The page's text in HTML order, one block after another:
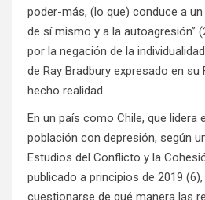
poder-más, (lo que) conduce a
de sí mismo y a la autoagresión”
por la negación de la
de Ray Bradbury expresado en su
hecho realidad.
En un país como Chile, que lidera
población con depresión, según
Estudios del Conflicto y la
publicado a principios de 2019
cuestionarse de qué manera las